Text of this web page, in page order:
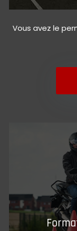
Vous avez le